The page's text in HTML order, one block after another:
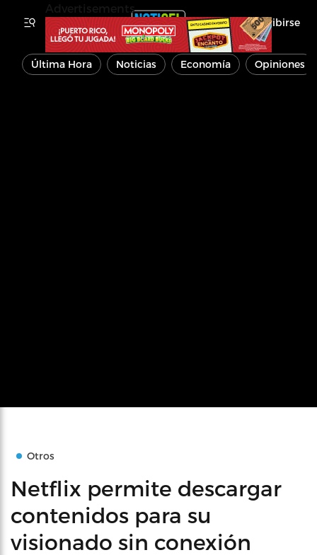
Inscribirse
Última Hora Noticias Economía Opiniones
Otros
Netflix permite descargar
contenidos para su
visionado sin conexión
Advertisements